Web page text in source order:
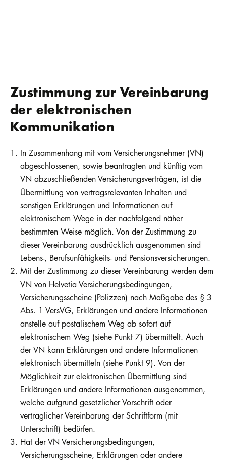
Zustimmung zur Vereinbarung
der elektronischen
Kommunikation
In Zusammenhang mit vom Versicherungsnehmer (VN)
abgeschlossenen, sowie beantragten und künftig vom
VN abzuschließenden Versicherungsverträgen, ist die
Übermittlung von vertragsrelevanten Inhalten und
sonstigen Erklärungen und Informationen auf
elektronischem Wege in der nachfolgend näher
bestimmten Weise möglich. Von der Zustimmung zu
dieser Vereinbarung ausdrücklich ausgenommen sind
Lebens-, Berufsunfähigkeits- und Pensionsversicherungen.
Mit der Zustimmung zu dieser Vereinbarung werden dem
VN von Helvetia Versicherungsbedingungen,
Versicherungsscheine (Polizzen) nach Maßgabe des § 3
Abs. 1 VersVG, Erklärungen und andere Informationen
anstelle auf postalischem Weg ab sofort auf
elektronischem Weg (siehe Punkt 7) übermittelt. Auch
der VN kann Erklärungen und andere Informationen
elektronisch übermitteln (siehe Punkt 9). Von der
Möglichkeit zur elektronischen Übermittlung sind
Erklärungen und andere Informationen ausgenommen,
welche aufgrund gesetzlicher Vorschrift oder
vertraglicher Vereinbarung der Schriftform (mit
Unterschrift) bedürfen.
Hat der VN Versicherungsbedingungen,
Versicherungsscheine, Erklärungen oder andere